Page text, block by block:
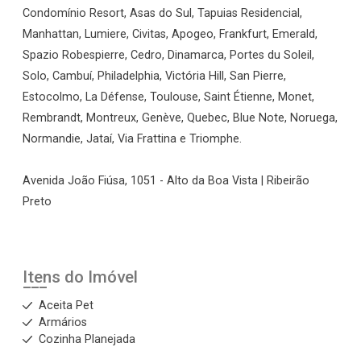
Condomínio Resort, Asas do Sul, Tapuias Residencial,
Manhattan, Lumiere, Civitas, Apogeo, Frankfurt, Emerald,
Spazio Robespierre, Cedro, Dinamarca, Portes du Soleil,
Solo, Cambuí, Philadelphia, Victória Hill, San Pierre,
Estocolmo, La Défense, Toulouse, Saint Étienne, Monet,
Rembrandt, Montreux, Genève, Quebec, Blue Note, Noruega,
Normandie, Jataí, Via Frattina e Triomphe.
Avenida João Fiúsa, 1051 - Alto da Boa Vista | Ribeirão
Preto
Itens do Imóvel
Aceita Pet
Armários
Cozinha Planejada